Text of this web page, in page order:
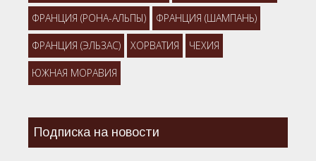
ФРАНЦИЯ (РОНА-АЛЬПЫ) ФРАНЦИЯ (ШАМПАНЬ)
ФРАНЦИЯ (ЭЛЬЗАС) ХОРВАТИЯ ЧЕХИЯ
ЮЖНАЯ МОРАВИЯ
Подписка на новости